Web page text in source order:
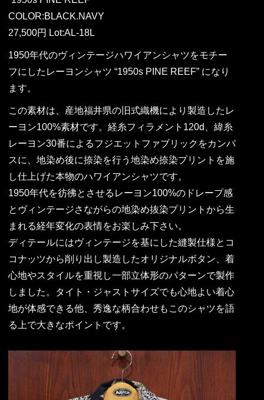
COLOR:BLACK.NAVY
27,500円 Lot:AL-18L
1950年代のヴィンテージハワイアンシャツをモチー
フにしたレーヨンシャツ “1950s PINE REEF” になり
ます。
この素材は、産地福井県の旧式織機により製造したレ
ーヨン100%素材です。経糸フィラメント120d、緯糸
レーヨン30番によるフジエットファブリックをカンバ
スに、地染め後に捺染を行う地染め捺染プリントを施
し仕上げた本物のハワイアンシャツです。
1950年代を彷彿とさせるレーヨン100%のドレープ感
とヴィンテージさながらの地染め抜染プリントから生
まれる経年変化の表情をお楽しみ下さい。
ディテールにはヴィンテージを基にした縫製仕様とコ
コナッツから削り出し製造したオリジナルボタン、着
心地やスタイルを重視し一部立体形のパターンで製作
しました。タイト・ジャストサイズでも心地よい着心
地が体感できる他、秀逸な柄合わせもこのシャツを語
る上で大きなポイントです。